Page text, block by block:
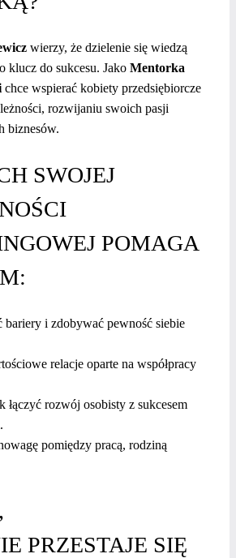
wierzy, że dzielenie się wiedzą
klucz do sukcesu. Jako Mentorka
chce wspierać kobiety przedsiębiorcze
rozwijaniu swoich pasji
biznesów.
SWOJEJ
POMAGA
bariery i zdobywać pewność siebie
relacje oparte na współpracy
łączyć rozwój osobisty z sukcesem
pomiędzy pracą, rodziną
PRZESTAJE SIĘ